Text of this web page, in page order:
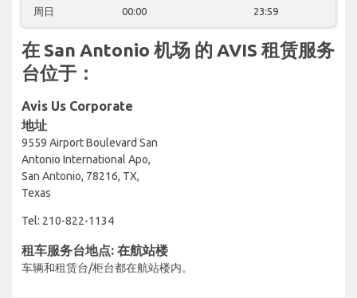
周日 00:00 23:59
在 San Antonio 机场 的 AVIS 租赁服务
台位于：
Avis Us Corporate
地址
9559 Airport Boulevard San
Antonio International Apo,
San Antonio, 78216, TX,
Texas
Tel: 210-822-1134
租车服务台地点: 在航站楼
车辆和租赁台/柜台都在航站楼内。